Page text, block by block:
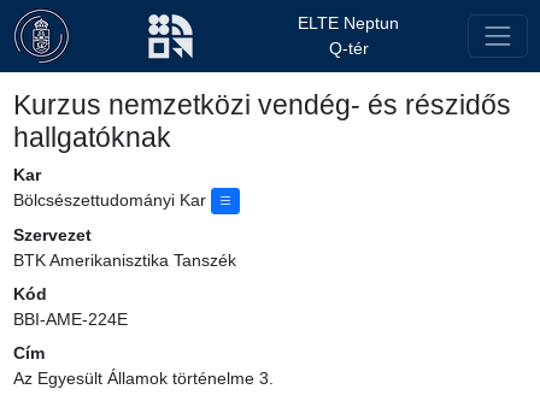
ELTE Neptun
Q-tér
Kurzus nemzetközi vendég- és részidős
hallgatóknak
Kar
Bölcsészettudományi Kar
Szervezet
BTK Amerikanisztika Tanszék
Kód
BBI-AME-224E
Cím
Az Egyesült Államok történelme 3.